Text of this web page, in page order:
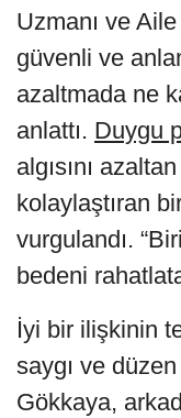
Uzmanı ve Aile
güvenli ve
azaltmada ne
anlattı. Duygu
algısını
kolaylaştıran
vurgulandı.
bedeni
İyi bir ilişkinin
saygı ve
Gökkaya,